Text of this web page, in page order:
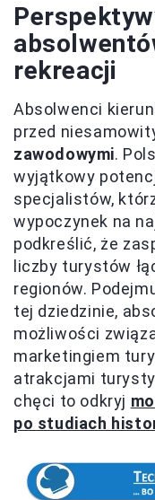
rekreacji
Absolwenci
przed
zawodowymi.
wyjątkowy
specjalistów,
wypoczynek na
podkreślić, że
liczby turystów
regionów.
tej dziedzinie,
możliwości
marketingiem
atrakcjami
chęci to odkryj
po studiach